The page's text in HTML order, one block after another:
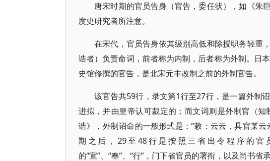
唐宋时期的官员告身（官告，委任状），如《朱
度史研究者所注意。
在宋代，官员告身依其级别高低和除授职务轻重
诰者）负责命词，前者称为内制，后者称为外制。日
史馆修撰的官告，是北宋元丰改制之前的外制官告。
该官告共59行，录文第1行至27行，是一篇外制
进拟，并由皇帝认可裁定的；而文词则是外制官（
诰》，外制诏命的一般形式是：“敕：云云，具官某
期之后，29至48行是按照三省出令程序的
的“宣”、“奉”、“行”，门下省官员的署衔，以及尚书